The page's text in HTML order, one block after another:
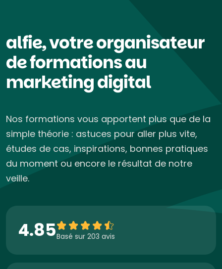
alfie, votre organisateur
de formations au
marketing digital
Nos formations vous apportent plus que de la
simple théorie : astuces pour aller plus vite,
études de cas, inspirations, bonnes pratiques
du moment ou encore le résultat de notre
veille.
4.85Basé sur 203 avis